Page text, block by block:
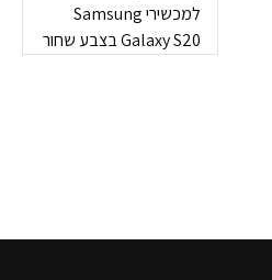
למכשירי Samsung
Galaxy S20 בצבע שחור